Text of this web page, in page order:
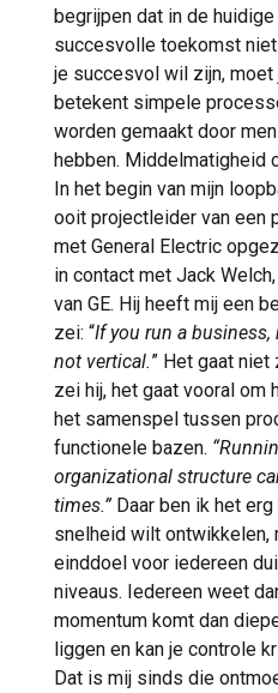
begrijpen dat in de
succesvolle toekomst
je succesvol wil zijn, moet
betekent simpele
worden gemaakt door
hebben. Middelmatigheid
In het begin van mijn
ooit projectleider van een
met General Electric
in contact met Jack
van GE. Hij heeft mij een
zei: “If you run a business,
not vertical.” Het gaat
zei hij, het gaat vooral om
het samenspel tussen
functionele bazen.
organizational structure
times.” Daar ben ik het
snelheid wilt
einddoel voor iedereen
niveaus. Iedereen weet
momentum komt dan
liggen en kan je controle
Dat is mij sinds die